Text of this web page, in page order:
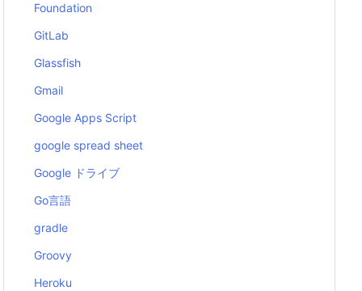
Foundation
GitLab
Glassfish
Gmail
Google Apps Script
google spread sheet
Google ドライブ
Go言語
gradle
Groovy
Heroku